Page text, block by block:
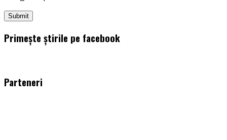
Primește știrile pe facebook
Parteneri